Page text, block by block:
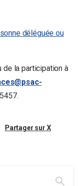
déléguée ou
de la participation à
Partager sur X